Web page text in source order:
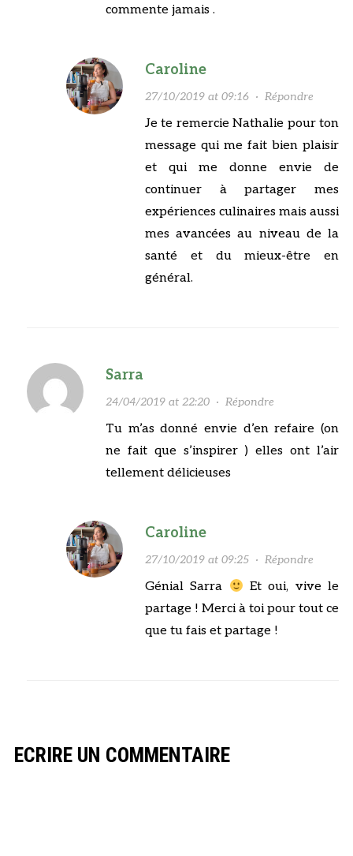
commente jamais .
Caroline
27/10/2019 at 09:16· Répondre
Je te remercie Nathalie pour ton
message qui me fait bien plaisir
et qui me donne envie de
continuer à partager mes
expériences culinaires mais aussi
mes avancées au niveau de la
santé et du mieux-être en
général.
Sarra
24/04/2019 at 22:20· Répondre
Tu m’as donné envie d’en refaire (on
ne fait que s’inspirer ) elles ont l’air
tellement délicieuses
Caroline
27/10/2019 at 09:25· Répondre
Génial Sarra
Et oui, vive le
partage ! Merci à toi pour tout ce
que tu fais et partage !
ECRIRE UN COMMENTAIRE